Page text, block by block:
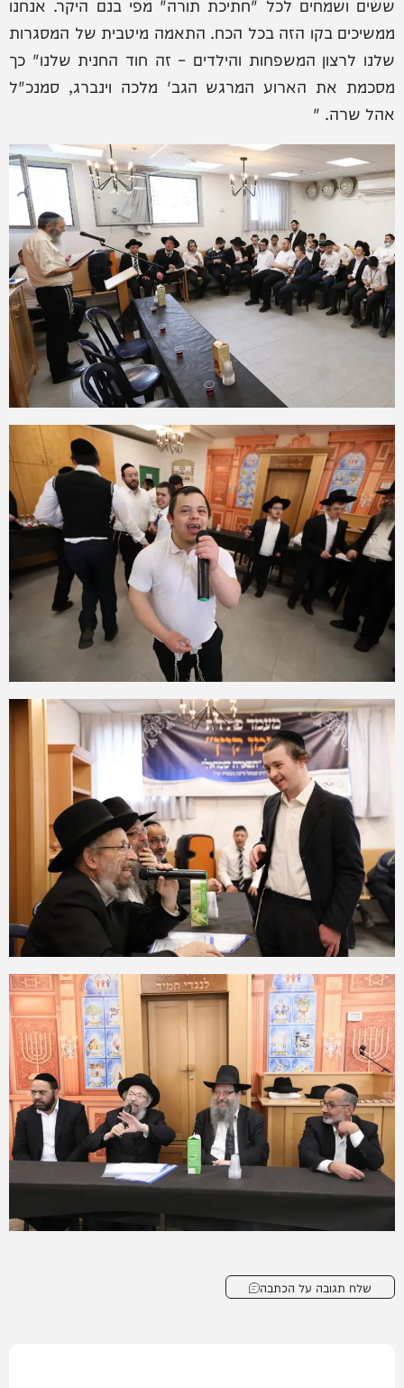
ממשיכים בקו הזה בכל הכח. התאמה מיטבית של המסגרות
שלנו לרצון המשפחות והילדים – זה חוד החנית שלנו" כך
מסכמת את הארוע המרגש הגב' מלכה וינברג, סמנכ"ל
אהל שרה. "
שלח תגובה על הכתבה